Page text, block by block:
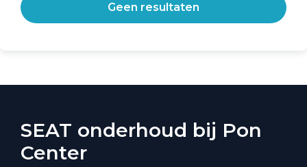
Geen resultaten
SEAT onderhoud bij Pon
Center